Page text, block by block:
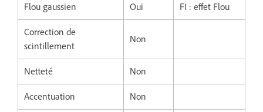
Flou gaussien Oui FI : effet Flou
Correction de
scintillement
Non
Netteté Non
Accentuation Non